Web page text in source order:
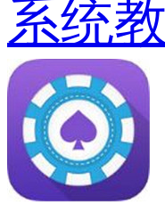
系统